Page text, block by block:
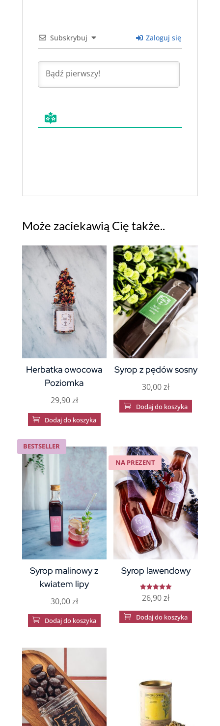
Subskrybuj Zaloguj się
Może zaciekawią Cię także..
Herbatka owocowa
Poziomka
29,90zł
 Dodaj do koszyka
Syrop z pędów sosny
30,00zł
 Dodaj do koszyka
BESTSELLER
Syrop malinowy z
kwiatem lipy
30,00zł
 Dodaj do koszyka
NA PREZENT
Syrop lawendowy
Oceniono
5.00
26,90zł
 Dodaj do koszyka